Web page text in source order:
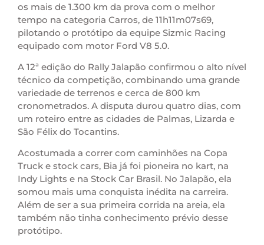
os mais de 1.300 km da prova com o melhor
tempo na categoria Carros, de 11h11m07s69,
pilotando o protótipo da equipe Sizmic Racing
equipado com motor Ford V8 5.0.
A 12ª edição do Rally Jalapão confirmou o alto nível
técnico da competição, combinando uma grande
variedade de terrenos e cerca de 800 km
cronometrados. A disputa durou quatro dias, com
um roteiro entre as cidades de Palmas, Lizarda e
São Félix do Tocantins.
Acostumada a correr com caminhões na Copa
Truck e stock cars, Bia já foi pioneira no kart, na
Indy Lights e na Stock Car Brasil. No Jalapão, ela
somou mais uma conquista inédita na carreira.
Além de ser a sua primeira corrida na areia, ela
também não tinha conhecimento prévio desse
protótipo.